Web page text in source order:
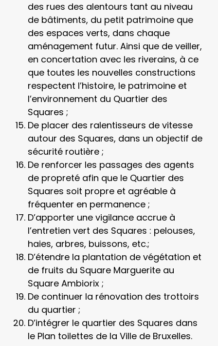
des rues des alentours tant au niveau
de bâtiments, du petit patrimoine que
des espaces verts, dans chaque
aménagement futur. Ainsi que de veiller,
en concertation avec les riverains, à ce
que toutes les nouvelles constructions
respectent l’histoire, le patrimoine et
l’environnement du Quartier des
Squares ;
De placer des ralentisseurs de vitesse
autour des Squares, dans un objectif de
sécurité routière ;
De renforcer les passages des agents
de propreté afin que le Quartier des
Squares soit propre et agréable à
fréquenter en permanence ;
D’apporter une vigilance accrue à
l’entretien vert des Squares : pelouses,
haies, arbres, buissons, etc.;
D’étendre la plantation de végétation et
de fruits du Square Marguerite au
Square Ambiorix ;
De continuer la rénovation des trottoirs
du quartier ;
D’intégrer le quartier des Squares dans
le Plan toilettes de la Ville de Bruxelles.